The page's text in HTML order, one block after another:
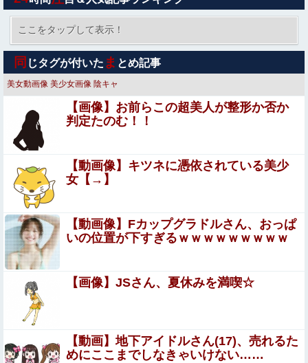
【朗報】 爆胸の気象予報士さん、NHKから解き放たれる
【速報】熊本イオンモール、爆発の原因は『これ』の可能
性
彼氏「俺の親は毒親。だから結婚しても一切関わらなくて
いい」私「うん」彼氏「そのかわり俺もお前の親と一切関
わらない。結婚の挨拶にも行かない」私「えっ」
元【画像】ジャンプの漫画家・西義之先生、エ●チすぎる
「八尺様」の新作エ□漫画を描く
★【ワートリ】華ちゃんの爪がすっかり治っていればいい
けどね
海外「飛田新地でこんなアイドル級の子と即ハメでき
るのかよ」⇒ 晒された無修正動画がコチラ
【悲報】射殺されたオッサン、最近母を亡くして精神的シ
ョックを受けていたと判明・・・
【朗報】 爆胸の気象予報士さん、NHKから解き放たれる
【画像】ジェフ・ベゾスさん（資産約43兆7700億円）の
嫁がコチラｗｗｗｗｗ
ここをタップして表示！
同 じタグが付いた ま とめ記事
美女動画像 美少女画像 陰キャ
【画像】お前らこの超美人が整形か否か
判定たのむ！！
【動画像】キツネに憑依されている美少
女【→】
【動画像】Fカップグラドルさん、おっぱ
いの位置が下すぎるｗｗｗｗｗｗｗｗｗ
【画像】JSさん、夏休みを満喫☆
【動画】地下アイドルさん(17)、売れるた
めにここまでしなきゃいけない……